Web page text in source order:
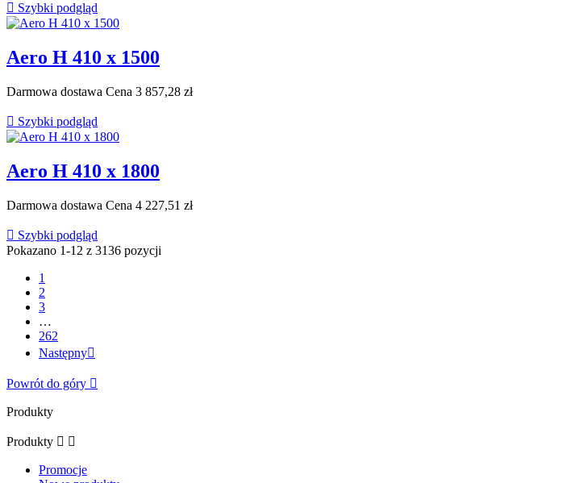
 Szybki podgląd
Aero H 410 x 1500
Darmowa dostawa Cena 3 857,28 zł
 Szybki podgląd
Aero H 410 x 1800
Darmowa dostawa Cena 4 227,51 zł
 Szybki podgląd
Pokazano 1-12 z 3136 pozycji
1
2
3
…
262
Następny
Powrót do góry 
Produkty
Produkty  
Promocje